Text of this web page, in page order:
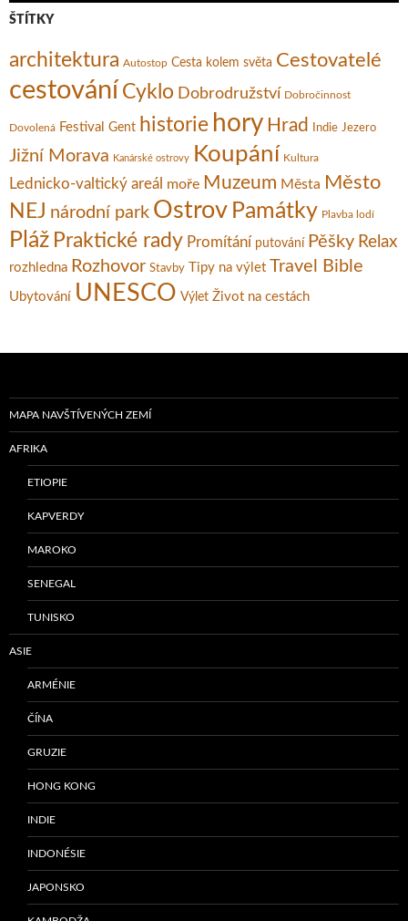
ŠTÍTKY
architektura Autostop Cesta kolem světa Cestovatelé
cestování Cyklo Dobrodružství Dobročinnost
Dovolená Festival Gent historie hory Hrad Indie Jezero
Jižní Morava Kanárské ostrovy Koupání Kultura
Lednicko-valtický areál moře Muzeum Města Město
NEJ národní park Ostrov Památky Plavba lodí
Pláž Praktické rady Promítání putování Pěšky Relax
rozhledna Rozhovor Stavby Tipy na výlet Travel Bible
Ubytování UNESCO Výlet Život na cestách
MAPA NAVŠTÍVENÝCH ZEMÍ
AFRIKA
ETIOPIE
KAPVERDY
MAROKO
SENEGAL
TUNISKO
ASIE
ARMÉNIE
ČÍNA
GRUZIE
HONG KONG
INDIE
INDONÉSIE
JAPONSKO